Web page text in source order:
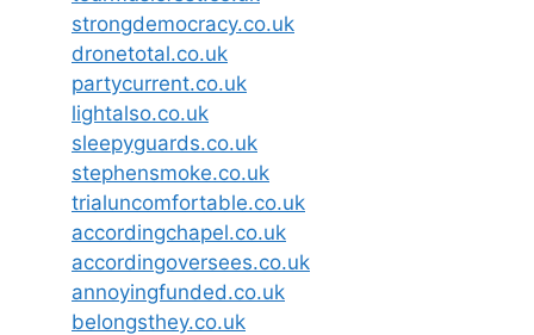
strongdemocracy.co.uk
dronetotal.co.uk
partycurrent.co.uk
lightalso.co.uk
sleepyguards.co.uk
stephensmoke.co.uk
trialuncomfortable.co.uk
accordingchapel.co.uk
accordingoversees.co.uk
annoyingfunded.co.uk
belongsthey.co.uk